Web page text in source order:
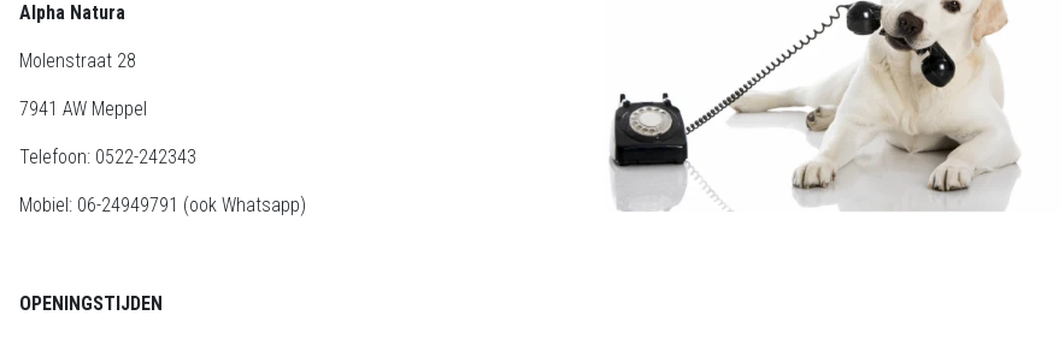
Alpha Natura
Molenstraat 28
7941 AW Meppel
Telefoon: 0522-242343
Mobiel: 06-24949791 (ook Whatsapp)
OPENINGSTIJDEN